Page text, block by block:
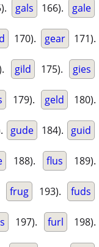
gals 166). gale
170). gear 171).
gild 175). gies
179). geld 180).
gude 184). guid
188). flus 189).
frug 193). fuds
197). furl 198).